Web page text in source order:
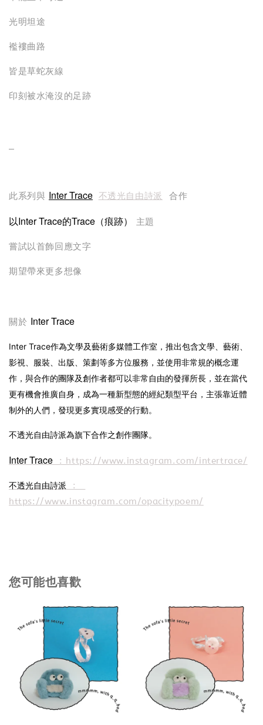
光明坦途
襤褸曲路
皆是草蛇灰線
印刻被水淹沒的足跡
此系列與 Inter Trace 不透光自由詩派 合作
以Inter Trace的Trace（痕跡） 主題
嘗試以首飾回應文字
期望帶來更多想像
關於 Inter Trace
Inter Trace作為文學及藝術多媒體工作室，推出包含文學、藝術、
影視、服裝、出版、策劃等多方位服務，並使用非常規的概念運
作，與合作的團隊及創作者都可以非常自由的發揮所長，並在當代
更有機會推廣自身，成為一種新型態的經紀類型平台，主張靠近體
制外的人們，發現更多實現感受的行動。
不透光自由詩派為旗下合作之創作團隊。
Inter Trace : https://www.instagram.com/intertrace/
不透光自由詩派 :
https://www.instagram.com/opacitypoem/
您可能也喜歡